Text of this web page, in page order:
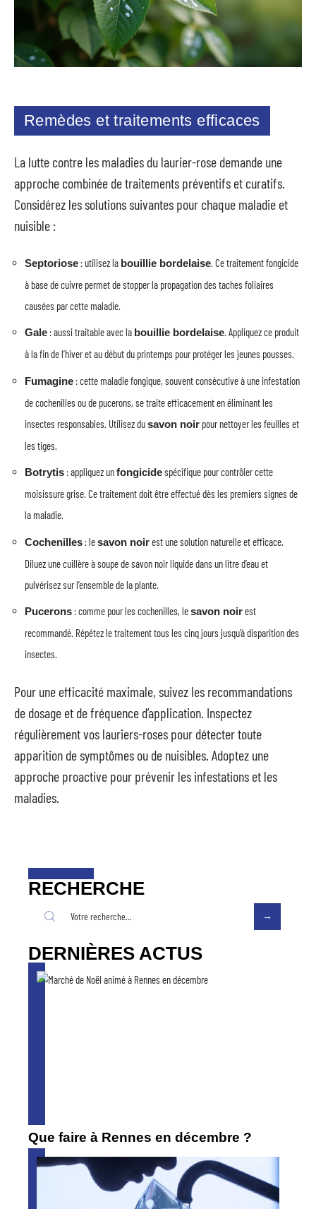
Remèdes et traitements efficaces
La lutte contre les maladies du laurier-rose demande une
approche combinée de traitements préventifs et curatifs.
Considérez les solutions suivantes pour chaque maladie et
nuisible :
Septoriose : utilisez la bouillie bordelaise. Ce traitement fongicide
à base de cuivre permet de stopper la propagation des taches foliaires
causées par cette maladie.
Gale : aussi traitable avec la bouillie bordelaise. Appliquez ce produit
à la fin de l’hiver et au début du printemps pour protéger les jeunes pousses.
Fumagine : cette maladie fongique, souvent consécutive à une infestation
de cochenilles ou de pucerons, se traite efficacement en éliminant les
insectes responsables. Utilisez dusavon noir pour nettoyer les feuilles et
les tiges.
Botrytis : appliquez unfongicidespécifique pour contrôler cette
moisissure grise. Ce traitement doit être effectué dès les premiers signes de
la maladie.
Cochenilles : lesavon noirest une solution naturelle et efficace.
Diluez une cuillère à soupe de savon noir liquide dans un litre d’eau et
pulvérisez sur l’ensemble de la plante.
Pucerons : comme pour les cochenilles, lesavon noirest
recommandé. Répétez le traitement tous les cinq jours jusqu’à disparition des
insectes.
Pour une efficacité maximale, suivez les recommandations
de dosage et de fréquence d’application. Inspectez
régulièrement vos lauriers-roses pour détecter toute
apparition de symptômes ou de nuisibles. Adoptez une
approche proactive pour prévenir les infestations et les
maladies.
RECHERCHE
DERNIÈRES ACTUS
Que faire à Rennes en décembre ?